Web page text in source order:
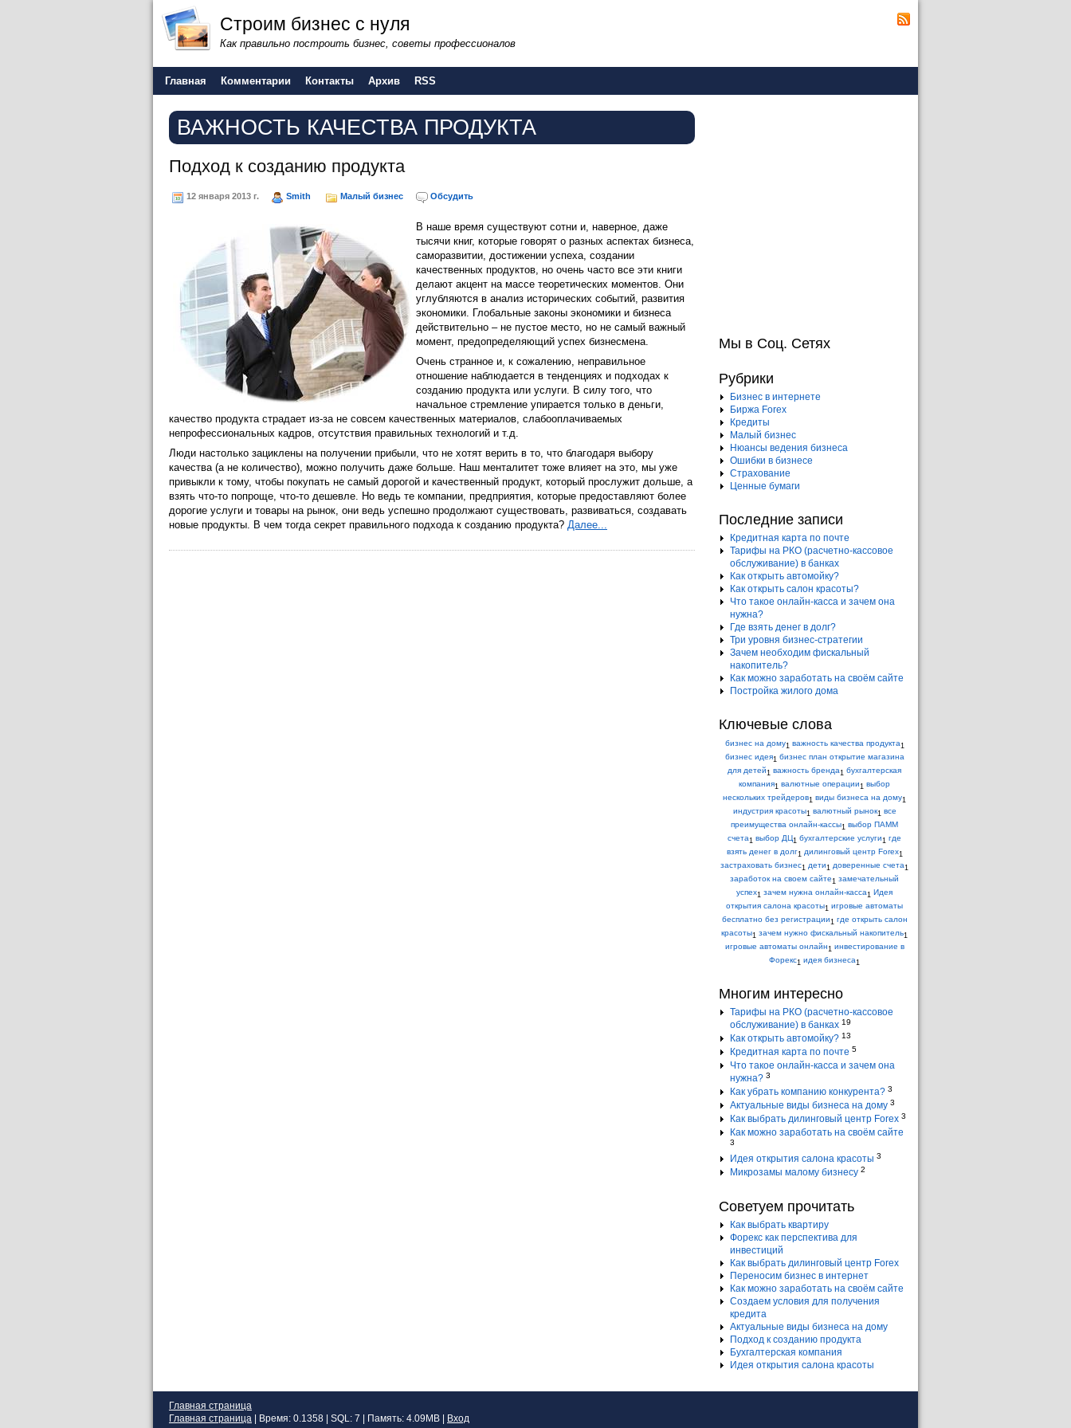
Строим бизнес с нуля
Как правильно построить бизнес, советы профессионалов
Главная Комментарии Контакты Архив RSS
ВАЖНОСТЬ КАЧЕСТВА ПРОДУКТА
Подход к созданию продукта
12 января 2013 г. Smith Малый бизнес Обсудить
В наше время существуют сотни и, наверное, даже
тысячи книг, которые говорят о разных аспектах бизнеса,
саморазвитии, достижении успеха, создании
качественных продуктов, но очень часто все эти книги
делают акцент на массе теоретических моментов. Они
углубляются в анализ исторических событий, развития
экономики. Глобальные законы экономики и бизнеса
действительно – не пустое место, но не самый важный
момент, предопределяющий успех бизнесмена.
Очень странное и, к сожалению, неправильное
отношение наблюдается в тенденциях и подходах к
созданию продукта или услуги. В силу того, что
начальное стремление упирается только в деньги,
качество продукта страдает из-за не совсем качественных материалов, слабооплачиваемых
непрофессиональных кадров, отсутствия правильных технологий и т.д.
Люди настолько зациклены на получении прибыли, что не хотят верить в то, что благодаря выбору
качества (а не количество), можно получить даже больше. Наш менталитет тоже влияет на это, мы уже
привыкли к тому, чтобы покупать не самый дорогой и качественный продукт, который прослужит дольше, а
взять что-то попроще, что-то дешевле. Но ведь те компании, предприятия, которые предоставляют более
дорогие услуги и товары на рынок, они ведь успешно продолжают существовать, развиваться, создавать
новые продукты. В чем тогда секрет правильного подхода к созданию продукта? Далее...
Мы в Соц. Сетях
Рубрики
Бизнес в интернете
Биржа Forex
Кредиты
Малый бизнес
Нюансы ведения бизнеса
Ошибки в бизнесе
Страхование
Ценные бумаги
Последние записи
Кредитная карта по почте
Тарифы на РКО (расчетно-кассовое
обслуживание) в банках
Как открыть автомойку?
Как открыть салон красоты?
Что такое онлайн-касса и зачем она
нужна?
Где взять денег в долг?
Три уровня бизнес-стратегии
Зачем необходим фискальный
накопитель?
Как можно заработать на своём сайте
Постройка жилого дома
Ключевые слова
бизнес на дому1 важность качества продукта1
бизнес идея1 бизнес план открытие магазина
для детей1 важность бренда1 бухгалтерская
компания1 валютные операции1 выбор
нескольких трейдеров1 виды бизнеса на дому1
индустрия красоты1 валютный рынок1 все
преимущества онлайн-кассы1 выбор ПАММ
счета1 выбор ДЦ1 бухгалтерские услуги1 где
взять денег в долг1 дилинговый центр Forex1
застраховать бизнес1 дети1 доверенные счета1
заработок на своем сайте1 замечательный
успех1 зачем нужна онлайн-касса1 Идея
открытия салона красоты1 игровые автоматы
бесплатно без регистрации1 где открыть салон
красоты1 зачем нужно фискальный накопитель1
игровые автоматы онлайн1 инвестирование в
Форекс1 идея бизнеса1
Многим интересно
Тарифы на РКО (расчетно-кассовое
обслуживание) в банках 19
Как открыть автомойку? 13
Кредитная карта по почте 5
Что такое онлайн-касса и зачем она
нужна? 3
Как убрать компанию конкурента? 3
Актуальные виды бизнеса на дому 3
Как выбрать дилинговый центр Forex 3
Как можно заработать на своём сайте
3
Идея открытия салона красоты 3
Микрозамы малому бизнесу 2
Советуем прочитать
Как выбрать квартиру
Форекс как перспектива для
инвестиций
Как выбрать дилинговый центр Forex
Переносим бизнес в интернет
Как можно заработать на своём сайте
Создаем условия для получения
кредита
Актуальные виды бизнеса на дому
Подход к созданию продукта
Бухгалтерская компания
Идея открытия салона красоты
Главная страница
Главная страница | Время: 0.1358 | SQL: 7 | Память: 4.09MB Вход